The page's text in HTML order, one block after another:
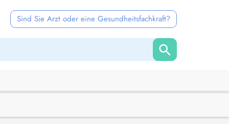
Sind Sie Arzt oder eine Gesundheitsfachkraft?